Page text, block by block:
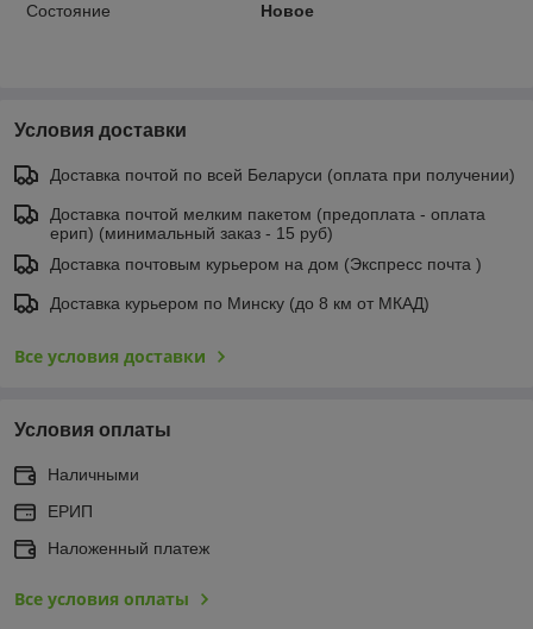
Состояние Новое
Условия доставки
Доставка почтой по всей Беларуси (оплата при получении)
Доставка почтой мелким пакетом (предоплата - оплата
ерип) (минимальный заказ - 15 руб)
Доставка почтовым курьером на дом (Экспресс почта )
Доставка курьером по Минску (до 8 км от МКАД)
Все условия доставки
Условия оплаты
Наличными
ЕРИП
Наложенный платеж
Все условия оплаты